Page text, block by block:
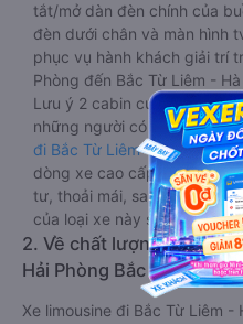
tắt/mở dàn đèn chính của
đèn dưới chân và màn hình
phục vụ hành khách giải trí
Phòng đến Bắc Từ Liêm - Hà
Lưu ý 2 cabin cuối thường
những người có thân hình
đi Bắc Từ Liêm - Hà Nội từ
dòng xe cao cấp nhất,
tư, thoải mái, sang trọng và
của loại xe này sẽ cao hơn
2. Về chất lượng, review,
Hải Phòng Bắc Từ Liêm -
Xe limousine đi Bắc Từ Liêm